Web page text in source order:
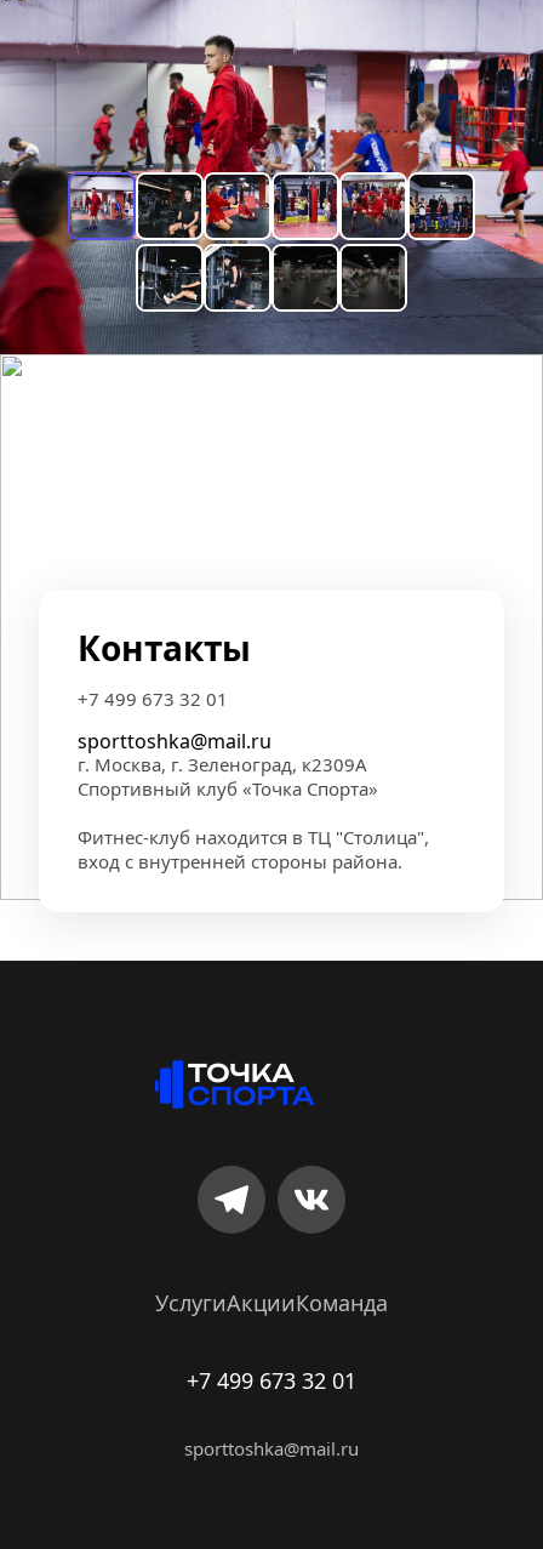
Контакты
+7 499 673 32 01
sporttoshka@mail.ru
г. Москва, г. Зеленоград, к2309А
Спортивный клуб «Точка Спорта»
Фитнес-клуб находится в ТЦ "Столица",
вход с внутренней стороны района.
УслугиАкцииКоманда
+7 499 673 32 01
sporttoshka@mail.ru